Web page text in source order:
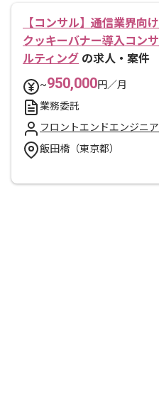
【コンサル】通信業界向け
クッキーバナー導入コンサ
ルティング の求人・案件
~950,000円／月
業務委託
フロントエンドエンジニア
飯田橋（東京都）